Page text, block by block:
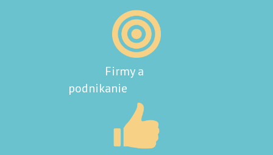
Firmy a
podnikanie